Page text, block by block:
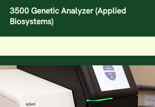
3500 Genetic Analyzer (Applied
Biosystems)